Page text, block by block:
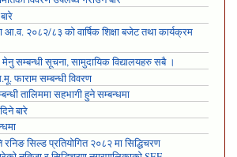
आ.व. २०८२/८३ को वार्षिक शिक्षा बजेट तथा कार्यक्रम
मेनु सम्बन्धी सूचना, सामुदायिक विद्यालयहरु सबै ।
फाराम सम्बन्धी विवरण
तालिममा सहभागी हुने सम्बन्धमा
बारे
रनिङ सिल्ड प्रतियोगित २०८२ मा सिद्धिचरण